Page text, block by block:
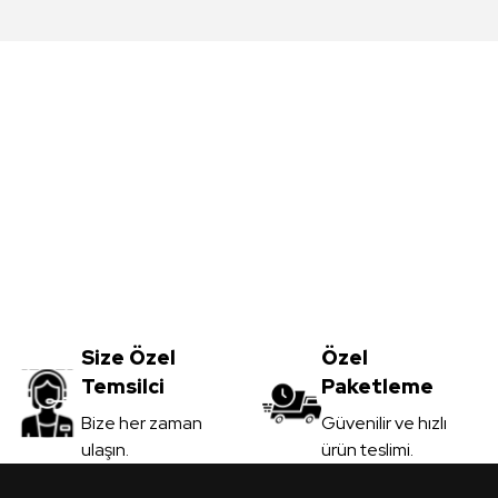
Gönder
3.450,00TL
KDV Dahil
Sipariş Ver
Size Özel
Temsilci
Bize her zaman
ulaşın.
Özel
Paketleme
Güvenilir ve hızlı
ürün teslimi.